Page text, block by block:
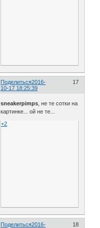
Поделиться 17
2016-
10-17 18:25:39
sneakerpimps , не те сотки на
картинке... ой не те...
+2
Поделиться 18
2016-